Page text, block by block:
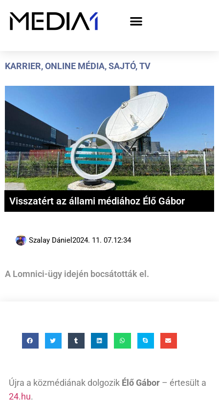
KARRIER,ONLINE MÉDIA,SAJTÓ,TV
Visszatért az állami médiához Élő Gábor
Szalay Dániel 2024. 11. 07.12:34
A Lomnici-ügy idején bocsátották el.
Újra a közmédiának dolgozik Élő Gábor – értesült a
24.hu.